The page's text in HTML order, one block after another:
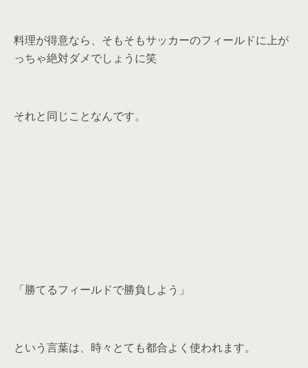
料理が得意なら、そもそもサッカーのフィールドに上が
っちゃ絶対ダメでしょうに笑
それと同じことなんです。
「勝てるフィールドで勝負しよう」
という言葉は、時々とても都合よく使われます。